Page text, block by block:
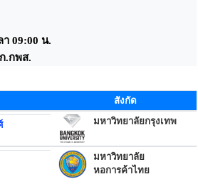
09:00 น.
.กพส.
สังกัด
มหาวิทยาลัยกรุงเทพ
มหาวิทยาลัย
หอการค้าไทย